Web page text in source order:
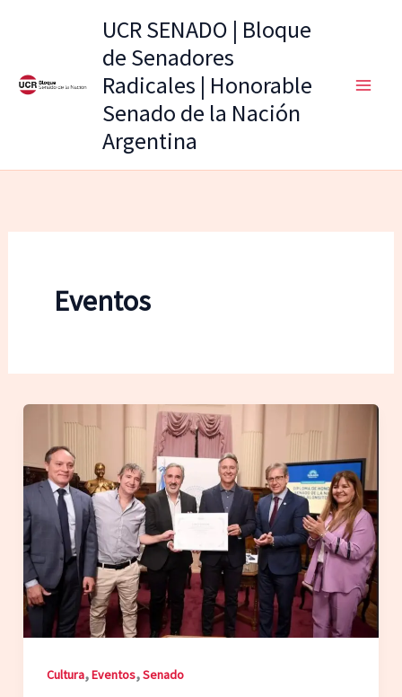
UCR SENADO | Bloque
de Senadores
Radicales | Honorable
Senado de la Nación
Argentina
Eventos
Cultura,Eventos,Senado